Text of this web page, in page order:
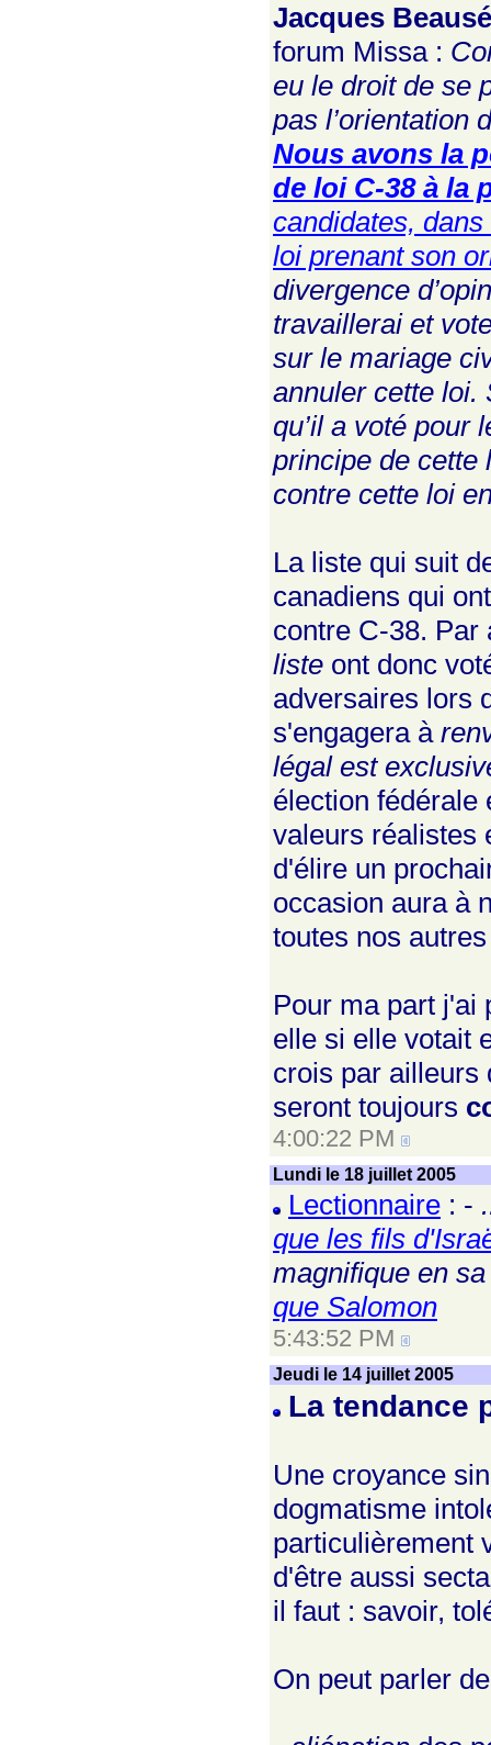
Jacques
forum Missa :
eu le droit de se
pas l’orientation
Nous avons la
de loi C-38 à la
candidates,
loi prenant son
divergence
travaillerai et
sur le mariage
annuler cette loi.
qu’il a voté pour
principe de cette
contre cette loi
La liste qui suit
canadiens qui
contre C-38.
liste ont donc
adversaires lors
s'engagera à
légal est
élection fédérale
valeurs réalistes
d'élire un
occasion aura à
toutes nos
Pour ma part j'ai
elle si elle votait
crois par ailleurs
seront toujours
4:00:22 PM
Lundi le 18 juillet 2005
Lectionnaire : -
que les fils
magnifique en
que Salomon
5:43:52 PM
Jeudi le 14 juillet 2005
La tendance
Une croyance
dogmatisme
particulièrement
d'être aussi
il faut : savoir,
On peut parler